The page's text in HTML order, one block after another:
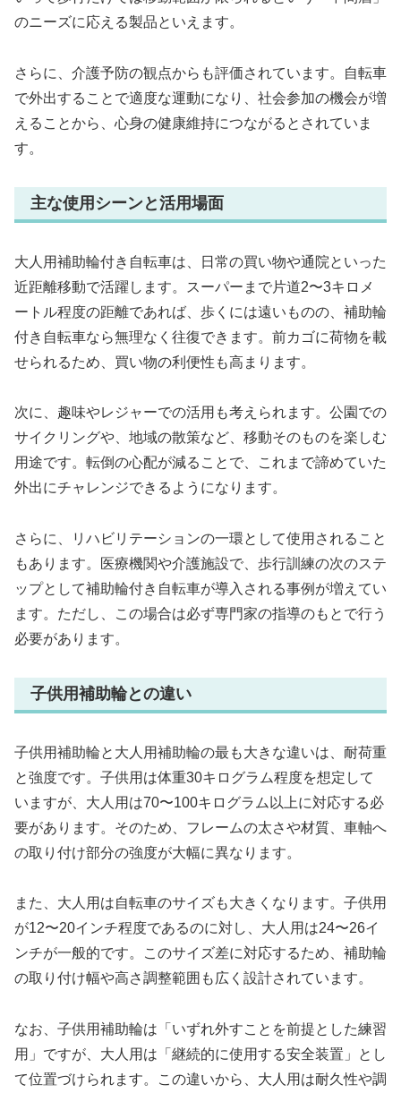
のニーズに応える製品といえます。
さらに、介護予防の観点からも評価されています。自転車
で外出することで適度な運動になり、社会参加の機会が増
えることから、心身の健康維持につながるとされていま
す。
主な使用シーンと活用場面
大人用補助輪付き自転車は、日常の買い物や通院といった
近距離移動で活躍します。スーパーまで片道2〜3キロメ
ートル程度の距離であれば、歩くには遠いものの、補助輪
付き自転車なら無理なく往復できます。前カゴに荷物を載
せられるため、買い物の利便性も高まります。
次に、趣味やレジャーでの活用も考えられます。公園での
サイクリングや、地域の散策など、移動そのものを楽しむ
用途です。転倒の心配が減ることで、これまで諦めていた
外出にチャレンジできるようになります。
さらに、リハビリテーションの一環として使用されること
もあります。医療機関や介護施設で、歩行訓練の次のステ
ップとして補助輪付き自転車が導入される事例が増えてい
ます。ただし、この場合は必ず専門家の指導のもとで行う
必要があります。
子供用補助輪との違い
子供用補助輪と大人用補助輪の最も大きな違いは、耐荷重
と強度です。子供用は体重30キログラム程度を想定して
いますが、大人用は70〜100キログラム以上に対応する必
要があります。そのため、フレームの太さや材質、車軸へ
の取り付け部分の強度が大幅に異なります。
また、大人用は自転車のサイズも大きくなります。子供用
が12〜20インチ程度であるのに対し、大人用は24〜26イ
ンチが一般的です。このサイズ差に対応するため、補助輪
の取り付け幅や高さ調整範囲も広く設計されています。
なお、子供用補助輪は「いずれ外すことを前提とした練習
用」ですが、大人用は「継続的に使用する安全装置」とし
て位置づけられます。この違いから、大人用は耐久性や調